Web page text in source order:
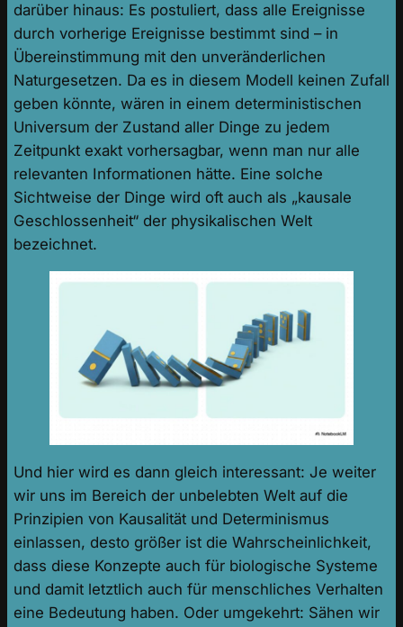
darüber hinaus: Es postuliert, dass alle Ereignisse
durch vorherige Ereignisse bestimmt sind – in
Übereinstimmung mit den unveränderlichen
Naturgesetzen. Da es in diesem Modell keinen Zufall
geben könnte, wären in einem deterministischen
Universum der Zustand aller Dinge zu jedem
Zeitpunkt exakt vorhersagbar, wenn man nur alle
relevanten Informationen hätte. Eine solche
Sichtweise der Dinge wird oft auch als „kausale
Geschlossenheit“ der physikalischen Welt
bezeichnet.
Und hier wird es dann gleich interessant: Je weiter
wir uns im Bereich der unbelebten Welt auf die
Prinzipien von Kausalität und Determinismus
einlassen, desto größer ist die Wahrscheinlichkeit,
dass diese Konzepte auch für biologische Systeme
und damit letztlich auch für menschliches Verhalten
eine Bedeutung haben. Oder umgekehrt: Sähen wir